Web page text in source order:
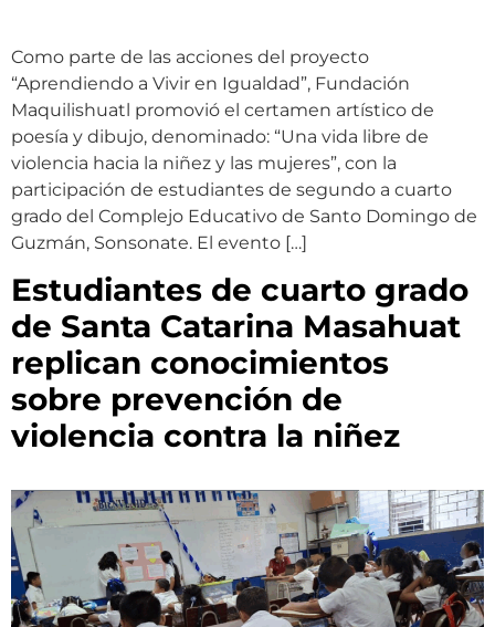
Como parte de las acciones del proyecto
“Aprendiendo a Vivir en Igualdad”, Fundación
Maquilishuatl promovió el certamen artístico de
poesía y dibujo, denominado: “Una vida libre de
violencia hacia la niñez y las mujeres”, con la
participación de estudiantes de segundo a cuarto
grado del Complejo Educativo de Santo Domingo de
Guzmán, Sonsonate. El evento […]
Estudiantes de cuarto grado
de Santa Catarina Masahuat
replican conocimientos
sobre prevención de
violencia contra la niñez